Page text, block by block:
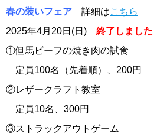
春の装いフェア 詳細はこちら
2025年4月20日(日) 終了しました
①但馬ビーフの焼き肉の試食
定員100名（先着順）、200円
②レザークラフト教室
定員10名、300円
③ストラックアウトゲーム